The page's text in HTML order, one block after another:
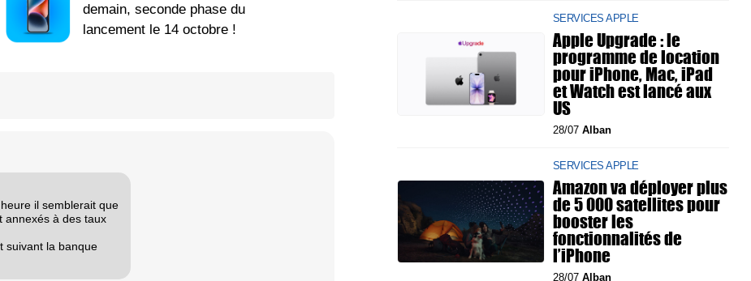
demain, seconde phase du
lancement le 14 octobre !
il semblerait que
annexés à des taux
suivant la banque
SERVICES APPLE
Apple Upgrade : le
programme de location
pour iPhone, Mac, iPad
et Watch est lancé aux
US
28/07 Alban
SERVICES APPLE
Amazon va déployer plus
de 5 000 satellites pour
booster les
fonctionnalités de
l’iPhone
28/07 Alban